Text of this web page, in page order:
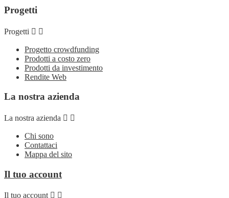
Progetti
Progetti  
Progetto crowdfunding
Prodotti a costo zero
Prodotti da investimento
Rendite Web
La nostra azienda
La nostra azienda  
Chi sono
Contattaci
Mappa del sito
Il tuo account
Il tuo account  